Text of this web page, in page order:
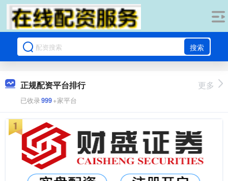
搜索
正规配资平台排行
已收录999+家平台
更多